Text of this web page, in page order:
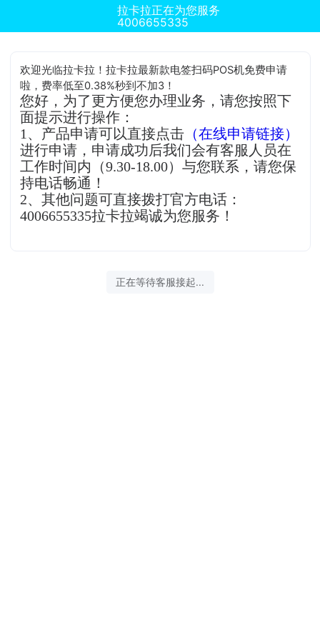
拉卡拉正在为您服务
4006655335
欢迎光临拉卡拉！拉卡拉最新款电签扫码POS机免费申请
啦，费率低至0.38%秒到不加3！
您好，为了更方便您办理业务，请您按照下
面提示进行操作：
1、产品申请可以直接点击 （在线申请链接）
进行申请，申请成功后我们会有客服人员在
工作时间内（9.30-18.00）与您联系，请您保
持电话畅通！
2、其他问题可直接拨打官方电话：
4006655335拉卡拉竭诚为您服务！
正在等待客服接起...